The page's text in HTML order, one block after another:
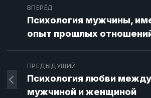
ВПЕРЁД
Психология мужчины,
опыт прошлых
ПРЕДЫДУЩИЙ
Психология любви между
мужчиной и женщиной